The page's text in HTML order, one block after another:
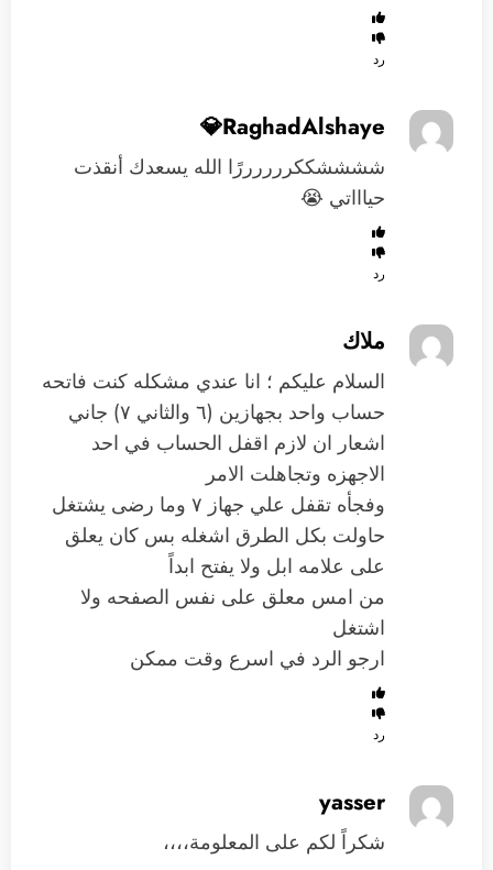
رد
RaghadAlshaye💎
ششششككررررررًا الله يسعدك أنقذت
حياااتي 😭
رد
ملاك
السلام عليكم ؛ انا عندي مشكله كنت فاتحه
حساب واحد بجهازين (٦ والثاني ٧) جاني
اشعار ان لازم اقفل الحساب في احد
الاجهزه وتجاهلت الامر
وفجأه تقفل علي جهاز ٧ وما رضى يشتغل
حاولت بكل الطرق اشغله بس كان يعلق
على علامه ابل ولا يفتح ابداً
من امس معلق على نفس الصفحه ولا
اشتغل
ارجو الرد في اسرع وقت ممكن
رد
yasser
شكراً لكم على المعلومة،،،،